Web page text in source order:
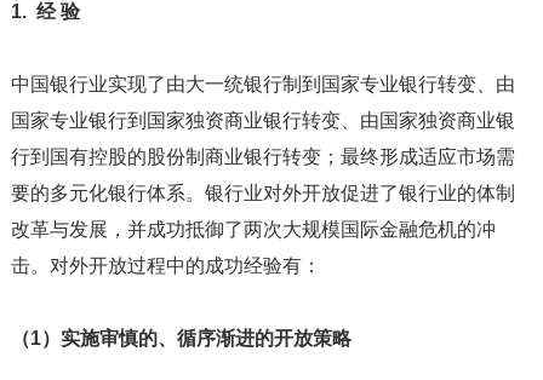
1. 经 验
中国银行业实现了由大一统银行制到国家专业银行转变、由
国家专业银行到国家独资商业银行转变、由国家独资商业银
行到国有控股的股份制商业银行转变；最终形成适应市场需
要的多元化银行体系。银行业对外开放促进了银行业的体制
改革与发展，并成功抵御了两次大规模国际金融危机的冲
击。对外开放过程中的成功经验有：
（1）实施审慎的、循序渐进的开放策略